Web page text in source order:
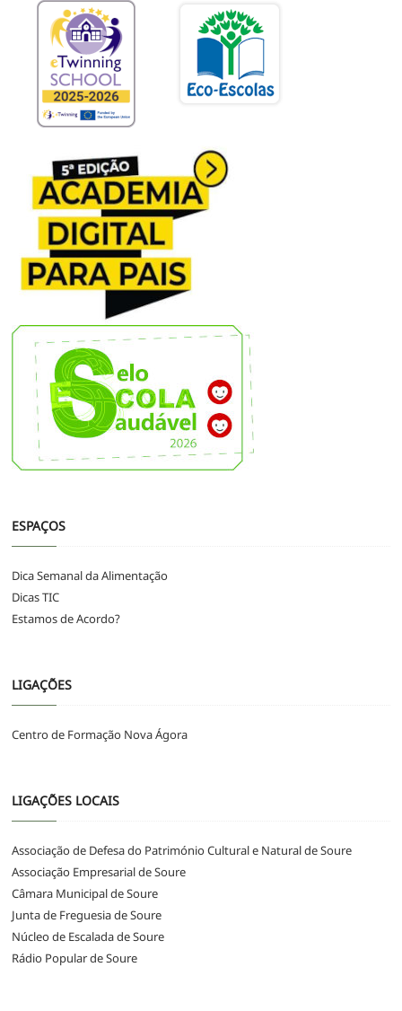
ESPAÇOS
Dica Semanal da Alimentação
Dicas TIC
Estamos de Acordo?
LIGAÇÕES
Centro de Formação Nova Ágora
LIGAÇÕES LOCAIS
Associação de Defesa do Património Cultural e Natural de Soure
Associação Empresarial de Soure
Câmara Municipal de Soure
Junta de Freguesia de Soure
Núcleo de Escalada de Soure
Rádio Popular de Soure